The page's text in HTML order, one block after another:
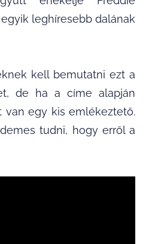
leghíresebb dalának
kell bemutatni ezt a
de ha a címe alapján
van egy kis emlékeztető.
tudni, hogy erről a